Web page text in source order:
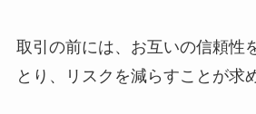
駿河屋が最悪
取引の前には、お互いの信頼性
とり、リスクを減らすことが求